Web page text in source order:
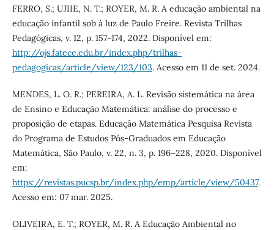
FERRO, S.; UJIIE, N. T.; ROYER, M. R. A educação ambiental na
educação infantil sob à luz de Paulo Freire. Revista Trilhas
Pedagógicas, v. 12, p. 157-174, 2022. Disponível em:
http://ojs.fatece.edu.br/index.php/trilhas-
pedagogicas/article/view/123/103. Acesso em 11 de set. 2024.
MENDES, L. O. R.; PEREIRA, A. L. Revisão sistemática na área
de Ensino e Educação Matemática: análise do processo e
proposição de etapas. Educação Matemática Pesquisa Revista
do Programa de Estudos Pós-Graduados em Educação
Matemática, São Paulo, v. 22, n. 3, p. 196–228, 2020. Disponível
em:
https://revistas.pucsp.br/index.php/emp/article/view/50437.
Acesso em: 07 mar. 2025.
OLIVEIRA, E. T.; ROYER, M. R. A Educação Ambiental no